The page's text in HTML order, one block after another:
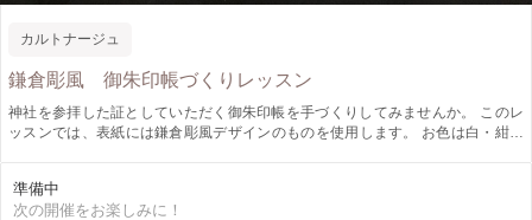
カルトナージュ
鎌倉彫風 御朱印帳づくりレッスン
神社を参拝した証としていただく御朱印帳を手づくりしてみませんか。 このレ
ッスンでは、表紙には鎌倉彫風デザインのものを使用します。 お色は白・紺か
のゴムバンドをお付けします。
準備中
次の開催をお楽しみに！